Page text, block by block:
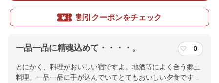
割引クーポンをチェック
一品一品に精魂込めて・・・・。 0
とにかく、料理がおいしい宿ですよ。地酒等によく合う郷土
料理。一品一品に手が込んでいてとてもおいしい夕食です．